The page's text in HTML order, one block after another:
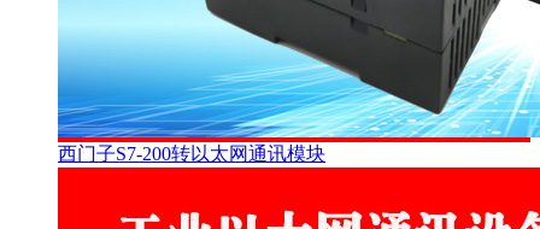
西门子S7-200转以太网通讯模块